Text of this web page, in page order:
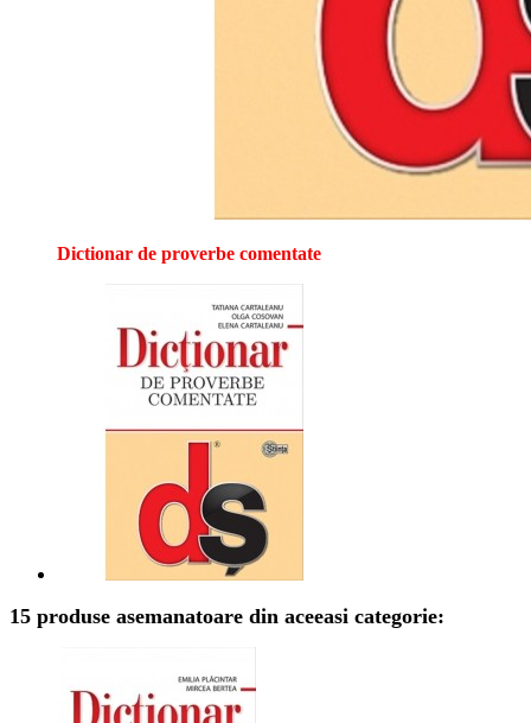
Dictionar de proverbe comentate
15 produse asemanatoare din aceeasi categorie: